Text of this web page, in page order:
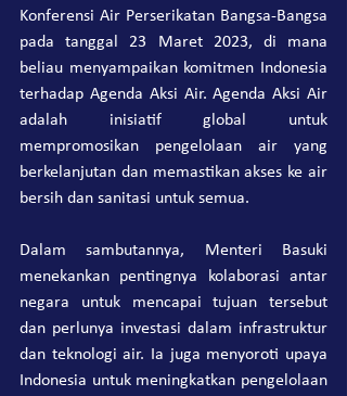
Konferensi Air Perserikatan Bangsa-Bangsa
pada tanggal 23 Maret 2023, di mana
beliau menyampaikan komitmen Indonesia
terhadap Agenda Aksi Air. Agenda Aksi Air
adalah inisiatif global untuk
mempromosikan pengelolaan air yang
berkelanjutan dan memastikan akses ke air
bersih dan sanitasi untuk semua.
Dalam sambutannya, Menteri Basuki
menekankan pentingnya kolaborasi antar
negara untuk mencapai tujuan tersebut
dan perlunya investasi dalam infrastruktur
dan teknologi air. Ia juga menyoroti upaya
Indonesia untuk meningkatkan pengelolaan